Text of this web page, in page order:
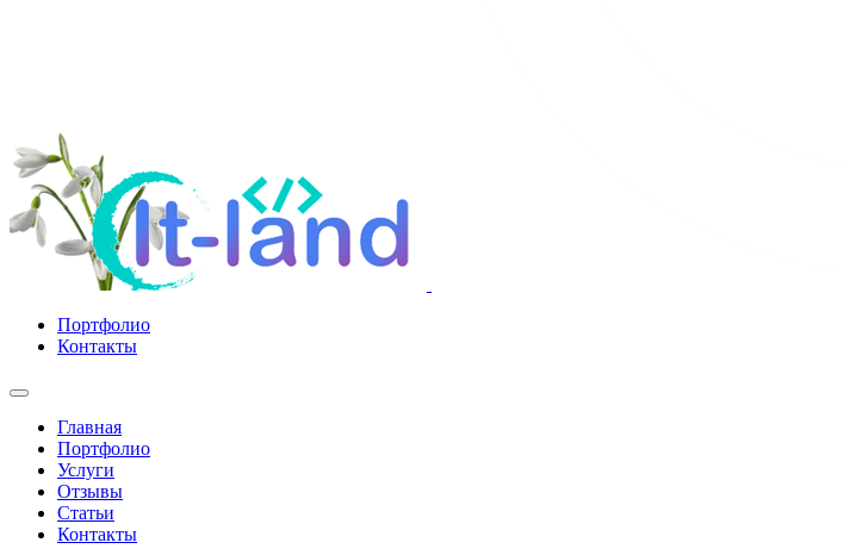
Портфолио
Контакты
Главная
Портфолио
Услуги
Отзывы
Статьи
Контакты